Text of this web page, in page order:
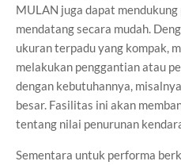
MULAN juga dapat
mendatang secara mudah.
ukuran terpadu yang kompak,
melakukan penggantian atau
dengan kebutuhannya,
besar. Fasilitas ini akan
tentang nilai penurunan
Sementara untuk performa